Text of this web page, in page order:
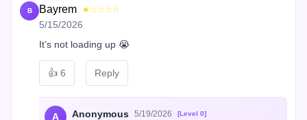
B Bayrem ★☆☆☆☆
5/15/2026
It’s not loading up 😭
👍 6 Reply
A Anonymous 5/19/2026 [Level 0]